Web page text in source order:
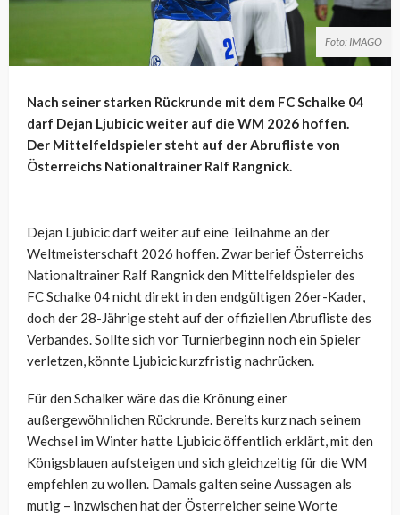
Foto: IMAGO
Nach seiner starken Rückrunde mit dem FC Schalke 04
darf Dejan Ljubicic weiter auf die WM 2026 hoffen.
Der Mittelfeldspieler steht auf der Abrufliste von
Österreichs Nationaltrainer Ralf Rangnick.
Dejan Ljubicic darf weiter auf eine Teilnahme an der
Weltmeisterschaft 2026 hoffen. Zwar berief Österreichs
Nationaltrainer Ralf Rangnick den Mittelfeldspieler des
FC Schalke 04 nicht direkt in den endgültigen 26er-Kader,
doch der 28-Jährige steht auf der offiziellen Abrufliste des
Verbandes. Sollte sich vor Turnierbeginn noch ein Spieler
verletzen, könnte Ljubicic kurzfristig nachrücken.
Für den Schalker wäre das die Krönung einer
außergewöhnlichen Rückrunde. Bereits kurz nach seinem
Wechsel im Winter hatte Ljubicic öffentlich erklärt, mit den
Königsblauen aufsteigen und sich gleichzeitig für die WM
empfehlen zu wollen. Damals galten seine Aussagen als
mutig – inzwischen hat der Österreicher seine Worte